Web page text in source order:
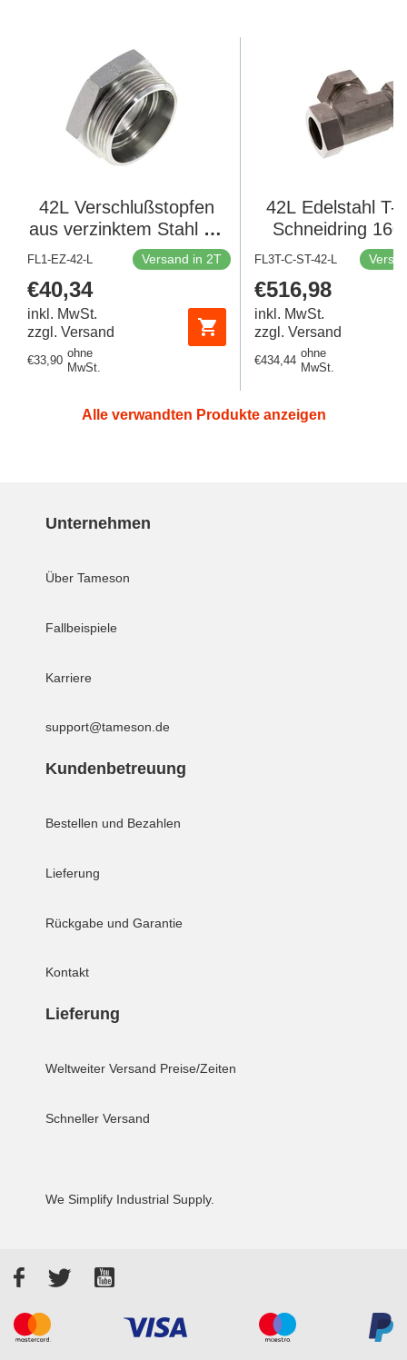
42L Verschlußstopfen
aus verzinktem Stahl für
Rohre 160 bar DIN 2353
FL1-EZ-42-L Versand in 2T
Regulärer
Preis
€40,34
inkl. MwSt.
zzgl. Versand
Regulärer
€33,90
ohne
MwSt.
42L Edelstahl T-
Schneidring 160
DIN 2353
FL3T-C-ST-42-L
Regulärer
Preis
€516,98
inkl. MwSt.
zzgl. Versand
Regulärer
€434,44
ohne
MwSt.
Alle verwandten Produkte anzeigen
Unternehmen
Über Tameson
Fallbeispiele
Karriere
support@tameson.de
Kundenbetreuung
Bestellen und Bezahlen
Lieferung
Rückgabe und Garantie
Kontakt
Lieferung
Weltweiter Versand Preise/Zeiten
Schneller Versand
We Simplify Industrial Supply.
FacebookTwitterYouTube